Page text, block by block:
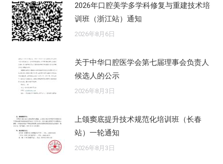
2026年口腔美学多学科修复与重建技术培
训班（浙江站）通知
2026年8月6日
关于中华口腔医学会第七届理事会负责人
候选人的公示
2026年8月3日
上颌窦底提升技术规范化培训班（长春
站）一轮通知
2026年8月3日